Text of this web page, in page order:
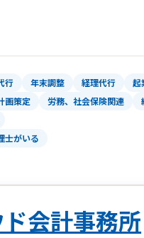
今後の経営判断をサポー
面で業績・資金繰りの
税のご案内、法律で認
談の対応をさせていただい
労務士・司法書士と提携
せていただいております。
ください。
行 年末調整 経理代行 起
画策定 労務、社会保険関連
士がいる
会計事務所